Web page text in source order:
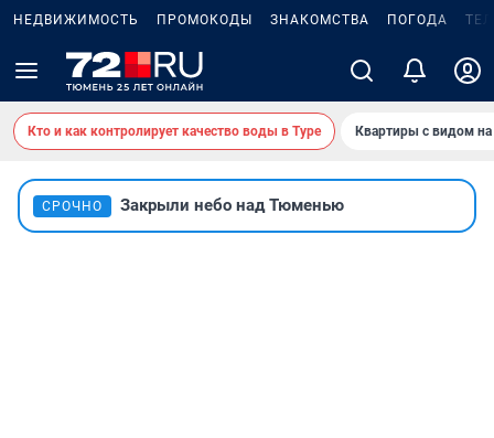
НЕДВИЖИМОСТЬ ПРОМОКОДЫ ЗНАКОМСТВА ПОГОДА
Кто и как контролирует качество воды в Туре Квартиры с видом на
СРОЧНО Закрыли небо над Тюменью